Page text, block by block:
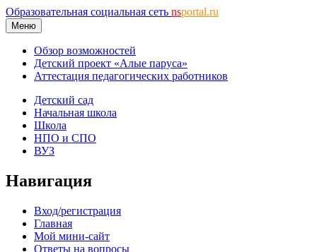
Образовательная социальная сеть nsportal.ru
Меню
Обзор возможностей
Детский проект «Алые паруса»
Аттестация педагогических работников
Детский сад
Начальная школа
Школа
НПО и СПО
ВУЗ
Навигация
Вход/регистрация
Главная
Мой мини-сайт
Ответы на вопросы